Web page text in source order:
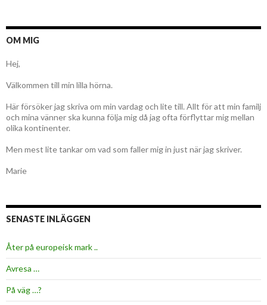
OM MIG
Hej,
Välkommen till min lilla hörna.
Här försöker jag skriva om min vardag och lite till. Allt för att min familj
och mina vänner ska kunna följa mig då jag ofta förflyttar mig mellan
olika kontinenter.
Men mest lite tankar om vad som faller mig in just när jag skriver.
Marie
SENASTE INLÄGGEN
Åter på europeisk mark ..
Avresa …
På väg …?